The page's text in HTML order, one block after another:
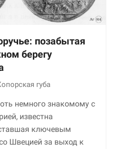
позабытая
берегу
губа
немного знакомому с
известна
ключевым
Швецией за выход к